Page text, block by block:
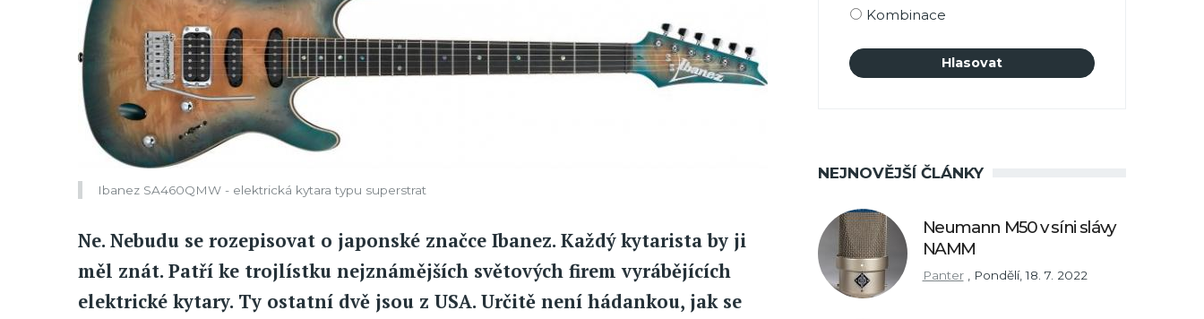
Ibanez SA460QMW - elektrická kytara typu superstrat
Ne. Nebudu se rozepisovat o japonské značce Ibanez. Každý kytarista by ji
měl znát. Patří ke trojlístku nejznámějších světových firem vyrábějících
elektrické kytary. Ty ostatní dvě jsou z USA. Určitě není hádankou, jak se
Kombinace
NEJNOVĚJŠÍ ČLÁNKY
Neumann M50 v síni slávy
NAMM
Panter Pondělí, 18. 7. 2022